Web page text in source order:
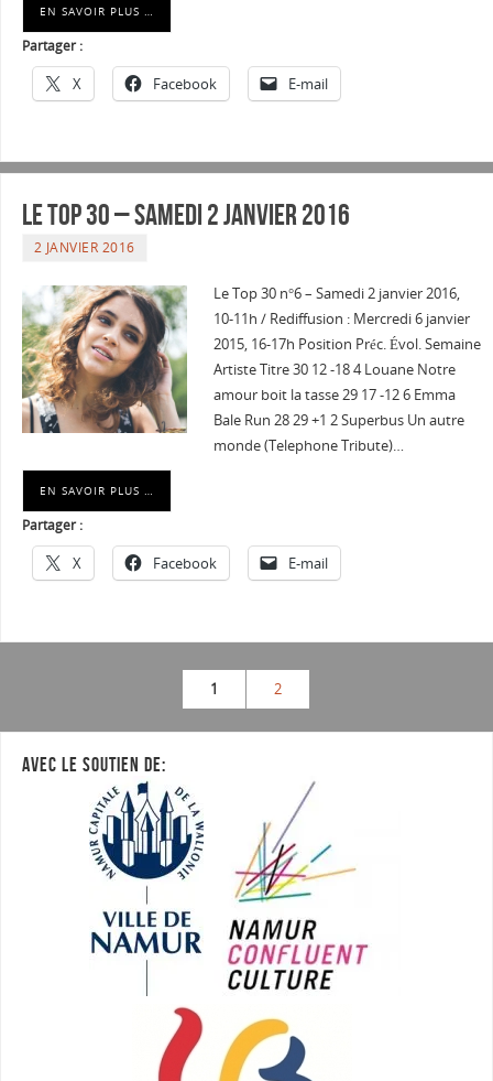
EN SAVOIR PLUS …
Partager :
X Facebook E-mail
Le Top 30 – Samedi 2 janvier 2016
2 JANVIER 2016
Le Top 30 n°6 – Samedi 2 janvier 2016,
10-11h / Rediffusion : Mercredi 6 janvier
2015, 16-17h Position Préc. Évol. Semaine
Artiste Titre 30 12 -18 4 Louane Notre
amour boit la tasse 29 17 -12 6 Emma
Bale Run 28 29 +1 2 Superbus Un autre
monde (Telephone Tribute)…
EN SAVOIR PLUS …
Partager :
X Facebook E-mail
1 2
AVEC LE SOUTIEN DE: